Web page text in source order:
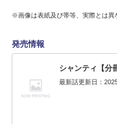
※画像は表紙及び帯等、実際とは異
発売情報
シャンティ【
最新話更新日：